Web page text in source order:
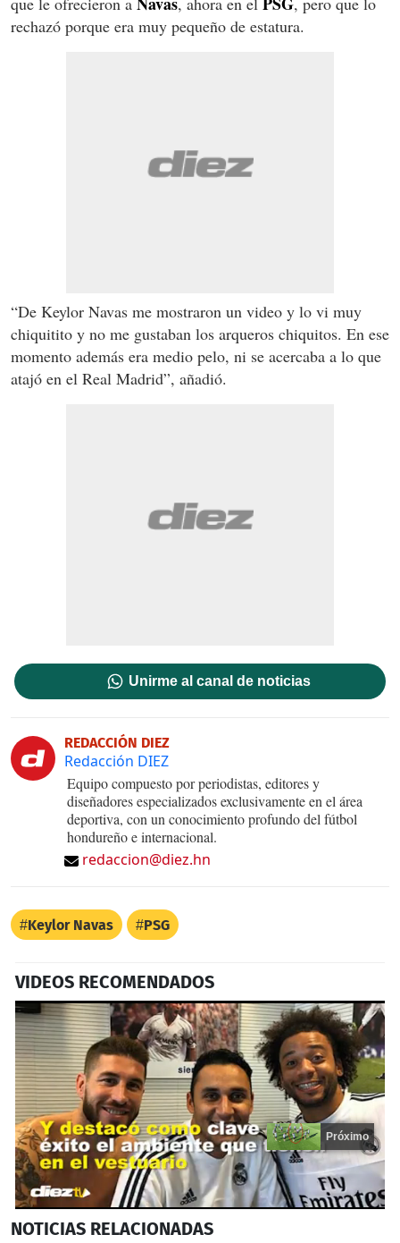
rechazó porque era muy pequeño de estatura.
“De Keylor Navas me mostraron un video y lo vi muy
chiquitito y no me gustaban los arqueros chiquitos. En ese
momento además era medio pelo, ni se acercaba a lo que
atajó en el Real Madrid”, añadió.
Unirme al canal de noticias
REDACCIÓN DIEZ
Redacción DIEZ
Equipo compuesto por periodistas, editores y
diseñadores especializados exclusivamente en el área
deportiva, con un conocimiento profundo del fútbol
hondureño e internacional.
redaccion@diez.hn
Keylor Navas PSG
VIDEOS RECOMENDADOS
seconds
Próximo
NOTICIAS RELACIONADAS